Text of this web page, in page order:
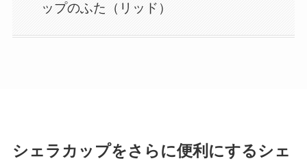
ップのふた（リッド）
シェラカップをさらに便利にするシェ